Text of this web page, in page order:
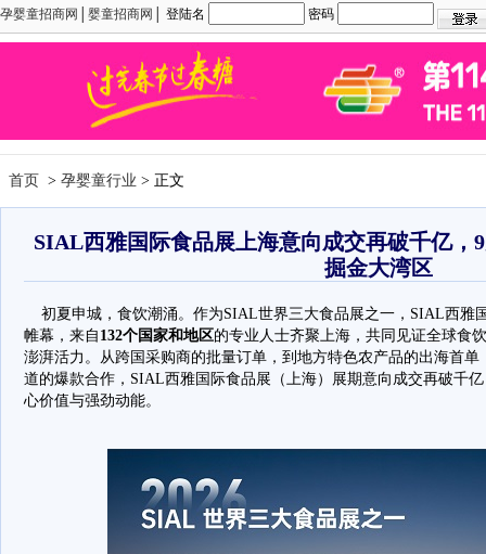
孕婴童招商网 婴童招商网 │ 登陆名 密码
首页 > 孕婴童行业 > 正文
SIAL西雅国际食品展上海意向成交再破千亿，
掘金大湾区
初夏申城，食饮潮涌。作为SIAL世界三大食品展之一，SIAL西雅
帷幕，来自 132个国家和地区的专业人士齐聚上海，共同见证全球食
澎湃活力。从跨国采购商的批量订单，到地方特色农产品的出海首
道的爆款合作，SIAL西雅国际食品展（上海）展期意向成交再破千
心价值与强劲动能。